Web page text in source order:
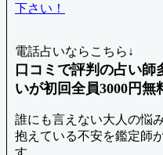
下さい！
電話占いならこちら↓
口コミで評判の占い師
いが初回全員3000円無
誰にも言えない大人の悩
抱えている不安を鑑定師
す。